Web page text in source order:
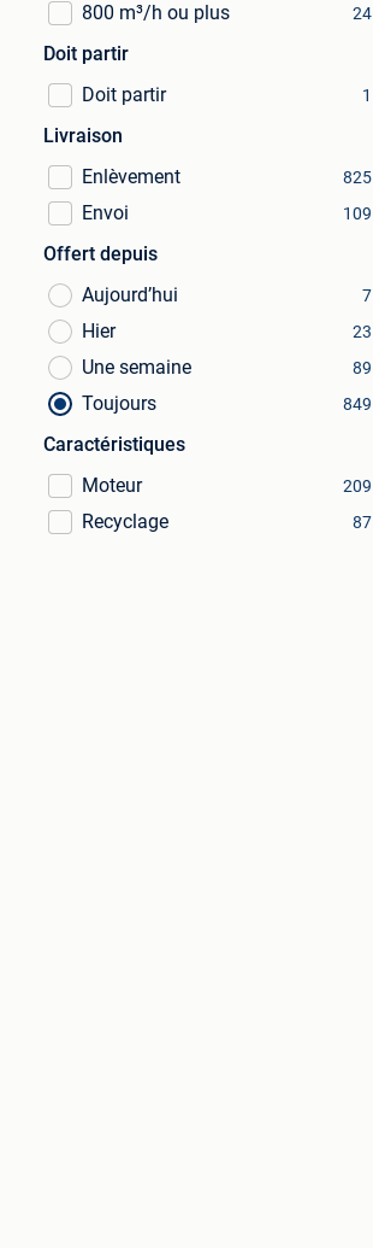
800 m³/h ou plus 24
Doit partir
Doit partir
1
Livraison
Enlèvement
825
Envoi 109
Offert depuis
Aujourd’hui
7
Hier 23
Une semaine 89
Toujours 849
Caractéristiques
Moteur
209
Recyclage 87